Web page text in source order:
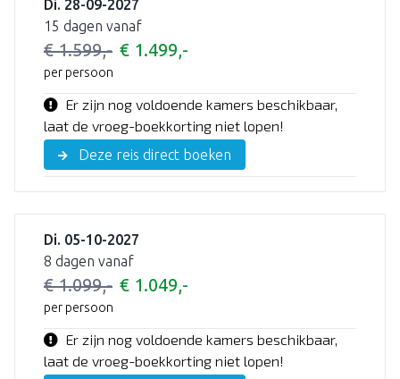
Di. 28-09-2027
15 dagen vanaf
€ 1.599,- € 1.499,-
per persoon
Er zijn nog voldoende kamers beschikbaar,
laat de vroeg-boekkorting niet lopen!
Deze reis direct boeken
Di. 05-10-2027
8 dagen vanaf
€ 1.099,- € 1.049,-
per persoon
Er zijn nog voldoende kamers beschikbaar,
laat de vroeg-boekkorting niet lopen!